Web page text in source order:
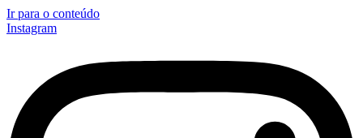
Ir para o conteúdo
Instagram